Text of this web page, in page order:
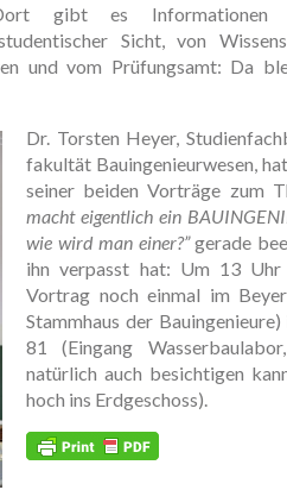
gibt es Informationen
Sicht, von
und vom Prüfungsamt: Da
Dr. Torsten Heyer,
fakultät Bauingenieurwesen,
seiner beiden Vorträge zum
macht eigentlich ein
wie wird man einer?”gerade
ihn verpasst hat: Um 13 Uhr
Vortrag noch einmal im
Stammhaus der
81 (Eingang
natürlich auch besichtigen
hoch ins Erdgeschoss).